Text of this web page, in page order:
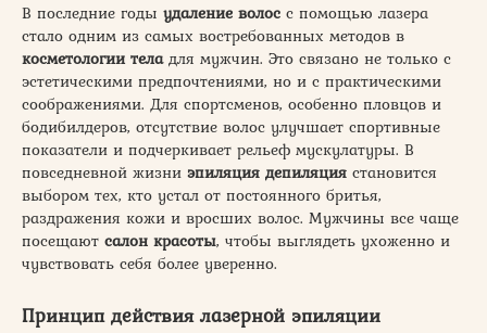
В последние годы удаление волос с помощью лазера
стало одним из самых востребованных методов в
косметологии теладля мужчин. Это связано не только с
эстетическими предпочтениями, но и с практическими
соображениями. Для спортсменов, особенно пловцов и
бодибилдеров, отсутствие волос улучшает спортивные
показатели и подчеркивает рельеф мускулатуры. В
повседневной жизни эпиляция депиляция становится
выбором тех, кто устал от постоянного бритья,
раздражения кожи и вросших волос. Мужчины все чаще
посещают салон красоты, чтобы выглядеть ухоженно и
чувствовать себя более уверенно.
Принцип действия лазерной эпиляции